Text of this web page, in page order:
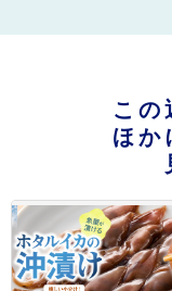
この
ほか